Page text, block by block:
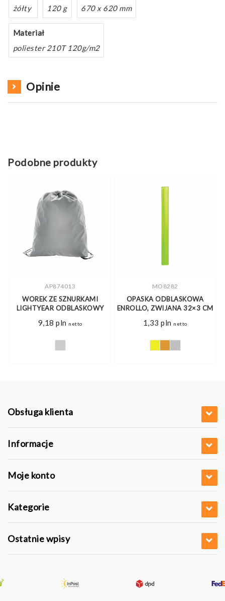
żółty
120 g
670 x 620 mm
Materiał
poliester 210T 120g/m2
Opinie
Podobne produkty
AP874013
WOREK ZE SZNURKAMI
LIGHTYEAR ODBLASKOWY
9,18 pln netto
MO8282
OPASKA ODBLASKOWA
ENROLLO, ZWIJANA 32×3 CM
1,33 pln netto
Obsługa klienta
Informacje
Moje konto
Kategorie
Ostatnie wpisy